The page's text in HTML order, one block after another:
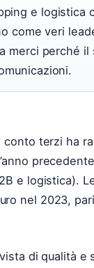
e
come veri
merci perché
terzi ha
e logistica).
nel 2023,
di qualità e